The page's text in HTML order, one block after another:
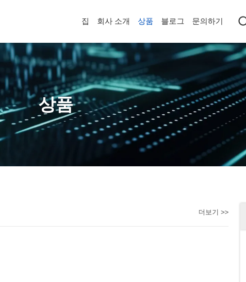
집 회사 소개 상품 블로그 문의하기
상품
더보기 >>